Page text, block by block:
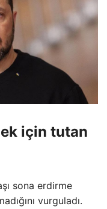
için tutan
sona erdirme
vurguladı.